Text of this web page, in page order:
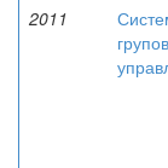
2011